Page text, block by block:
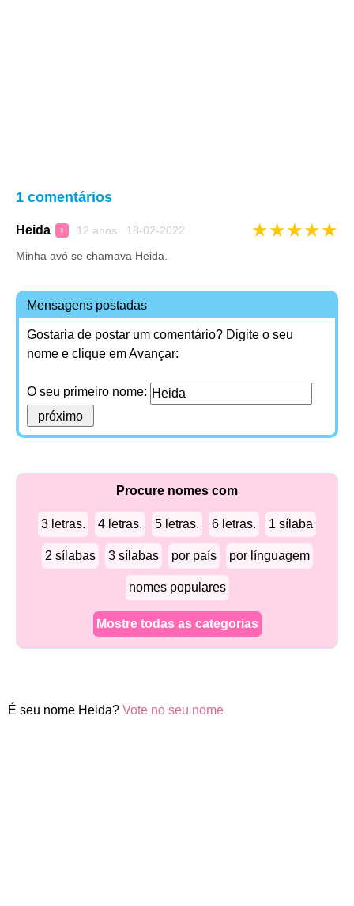
1 comentários
Heida ♀ 12 anos 18-02-2022 ★★★★★
Minha avó se chamava Heida.
Mensagens postadas
Gostaria de postar um comentário? Digite o seu
nome e clique em Avançar:
O seu primeiro nome:
Procure nomes com
3 letras. 4 letras. 5 letras. 6 letras. 1 sílaba
2 sílabas 3 sílabas por país por línguagem
nomes populares
Mostre todas as categorias
É seu nome Heida? Vote no seu nome